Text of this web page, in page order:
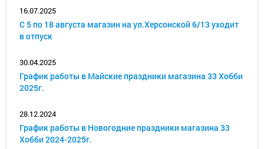
16.07.2025
С 5 по 18 августа магазин на ул.Херсонской 6/13 уходит
в отпуск
30.04.2025
График работы в Майские праздники магазина 33 Хобби
2025г.
28.12.2024
График работы в Новогодние праздники магазина 33
Хобби 2024-2025г.